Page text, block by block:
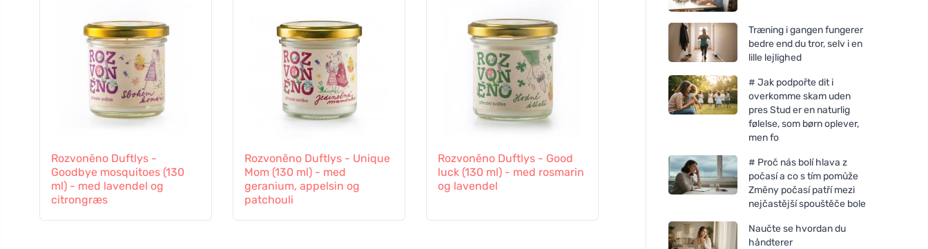
Rozvoněno Duftlys -
Goodbye mosquitoes (130
ml) - med lavendel og
citrongræs
Rozvoněno Duftlys - Unique
Mom (130 ml) - med
geranium, appelsin og
patchouli
Rozvoněno Duftlys - Good
luck (130 ml) - med rosmarin
og lavendel
Rozvoněno Duftlys - In the
realm of dreams (130 ml) -
med beroligende lavendel
Rozvoněno Duftlys
Julemirakel (130
Træning i gangen fungerer
bedre end du tror, selv i en
lille lejlighed
# Jak podpořte dit i
overkomme skam uden
pres Stud er en naturlig
følelse, som børn oplever,
men fo
# Proč nás bolí hlava z
počasí a co s tím pomůže
Změny počasí patří mezi
nejčastější spouštěče bole
Naučte se hvordan du
håndterer